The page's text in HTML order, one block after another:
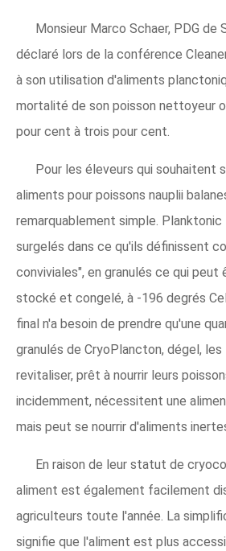
Monsieur Marco Schaer, PDG de
déclaré lors de la conférence
à son utilisation d'aliments
mortalité de son poisson nettoyeur
pour cent à trois pour cent.
Pour les éleveurs qui souhaitent
aliments pour poissons nauplii
remarquablement simple.
surgelés dans ce qu'ils définissent
conviviales", en granulés ce qui
stocké et congelé, à -196 degrés
final n'a besoin de prendre qu'une
granulés de CryoPlancton, dégel,
revitaliser, prêt à nourrir leurs
incidemment, nécessitent une
mais peut se nourrir d'aliments
En raison de leur statut de
aliment est également facilement
agriculteurs toute l'année. La
signifie que l'aliment est plus